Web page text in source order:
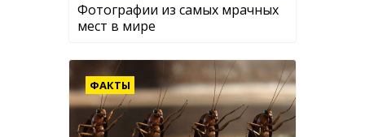
Фотографии из самых мрачных
мест в мире
ФАКТЫ